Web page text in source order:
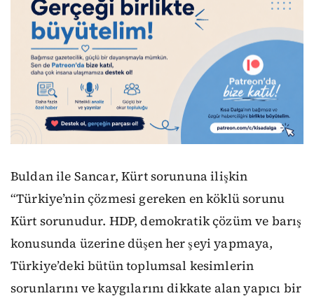
Buldan ile Sancar, Kürt sorununa ilişkin
“Türkiye’nin çözmesi gereken en köklü sorunu
Kürt sorunudur. HDP, demokratik çözüm ve barış
konusunda üzerine düşen her şeyi yapmaya,
Türkiye’deki bütün toplumsal kesimlerin
sorunlarını ve kaygılarını dikkate alan yapıcı bir